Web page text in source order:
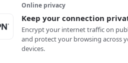
Online privacy
Keep your connection
Encrypt your internet traffic on
and protect your browsing across
devices.